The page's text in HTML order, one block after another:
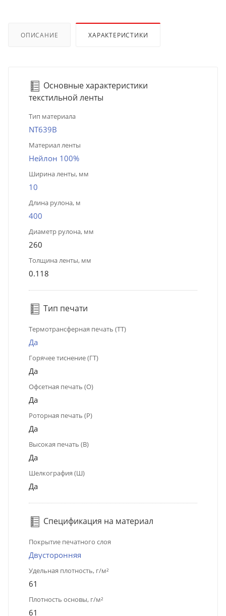
ОПИСАНИЕ ХАРАКТЕРИСТИКИ
Основные характеристики
текстильной ленты
Тип материала
NT639B
Материал ленты
Нейлон 100%
Ширина ленты, мм
10
Длина рулона, м
400
Диаметр рулона, мм
260
Толщина ленты, мм
0.118
Тип печати
Термотрансферная печать (ТТ)
Да
Горячее тиснение (ГТ)
Да
Офсетная печать (О)
Да
Роторная печать (Р)
Да
Высокая печать (В)
Да
Шелкография (Ш)
Да
Спецификация на материал
Покрытие печатного слоя
Двусторонняя
Удельная плотность, г/м²
61
Плотность основы, г/м²
61